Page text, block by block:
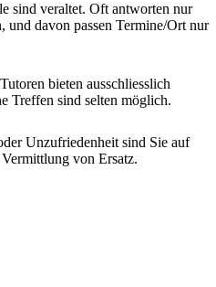
sind veraltet. Oft antworten nur
und davon passen Termine/Ort nur
bieten ausschliesslich
Treffen sind selten möglich.
Unzufriedenheit sind Sie auf
von Ersatz.